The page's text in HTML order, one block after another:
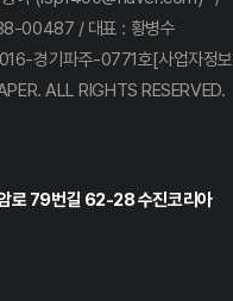
00487 / 대표 : 황병수
경기파주-0771호[사업자정
ALL RIGHTS RESERVED.
로 79번길 62-28 수진코리아